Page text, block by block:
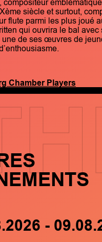
siècle et surtout,
flute parmi les plus joué
qui ouvrira le bal avec
une de ses œuvres de
Chamber Players
-